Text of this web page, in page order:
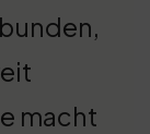
macht